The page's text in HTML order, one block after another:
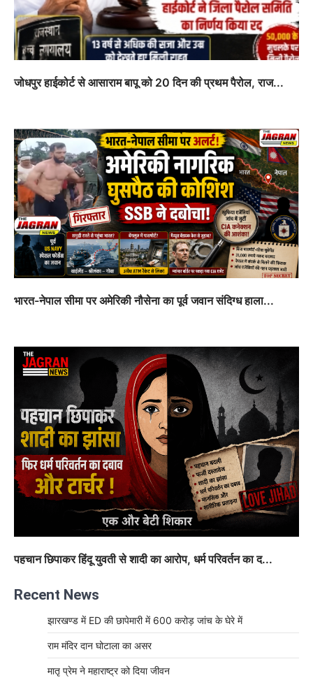
जोधपुर हाईकोर्ट से आसाराम बापू को 20 दिन की प्रथम पैरोल, राज...
भारत-नेपाल सीमा पर अमेरिकी नौसेना का पूर्व जवान संदिग्ध हाला...
पहचान छिपाकर हिंदू युवती से शादी का आरोप, धर्म परिवर्तन का द...
Recent News
झारखण्ड में ED की छापेमारी में 600 करोड़ जांच के घेरे में
राम मंदिर दान घोटाला का असर
मातृ प्रेम ने महाराष्ट्र को दिया जीवन